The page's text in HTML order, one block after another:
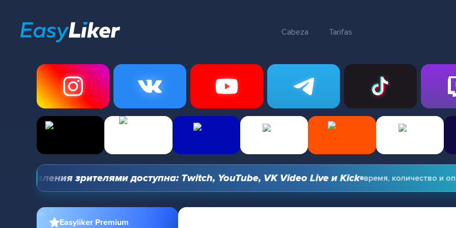
Cabeza Tarifas
зрителями доступна: Twitch, YouTube, VK Video Live и Kick время, количество и
Easyliker Premium